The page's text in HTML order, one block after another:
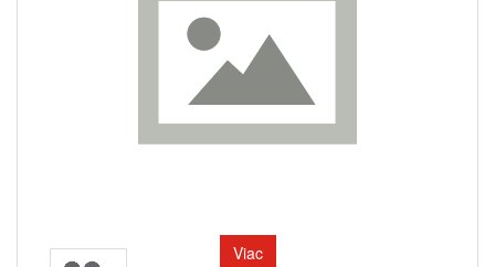
Viac